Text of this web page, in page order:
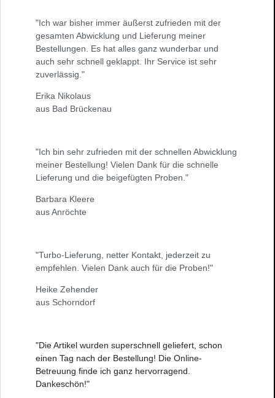
"Ich war bisher immer äußerst zufrieden mit der
gesamten Abwicklung und Lieferung meiner
Bestellungen. Es hat alles ganz wunderbar und
auch sehr schnell geklappt. Ihr Service ist sehr
zuverlässig."
Erika Nikolaus
aus Bad Brückenau
"Ich bin sehr zufrieden mit der schnellen Abwicklung
meiner Bestellung! Vielen Dank für die schnelle
Lieferung und die beigefügten Proben."
Barbara Kleere
aus Anröchte
"Turbo-Lieferung, netter Kontakt, jederzeit zu
empfehlen. Vielen Dank auch für die Proben!"
Heike Zehender
aus Schorndorf
"Die Artikel wurden superschnell geliefert, schon
einen Tag nach der Bestellung! Die Online-
Betreuung finde ich ganz hervorragend.
Dankeschön!"